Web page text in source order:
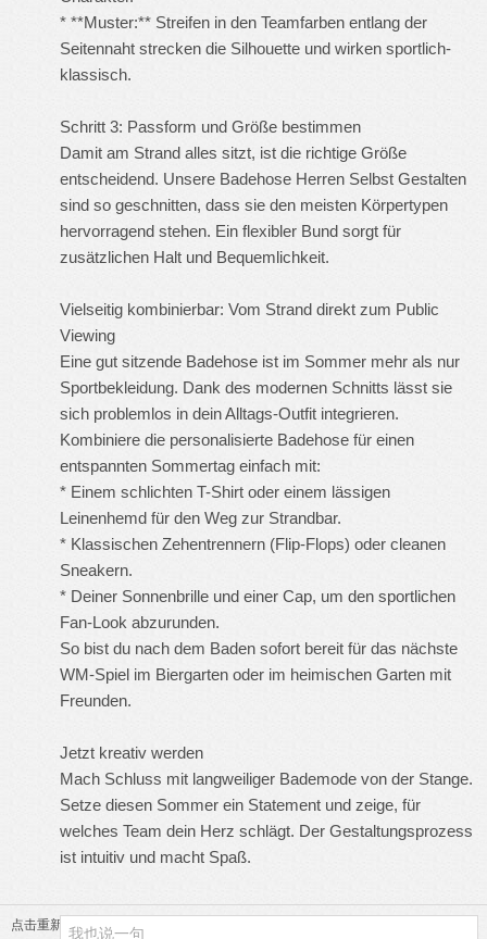
* **Muster:** Streifen in den Teamfarben entlang der
Seitennaht strecken die Silhouette und wirken sportlich-
klassisch.
Schritt 3: Passform und Größe bestimmen
Damit am Strand alles sitzt, ist die richtige Größe
entscheidend. Unsere Badehose Herren Selbst Gestalten
sind so geschnitten, dass sie den meisten Körpertypen
hervorragend stehen. Ein flexibler Bund sorgt für
zusätzlichen Halt und Bequemlichkeit.
Vielseitig kombinierbar: Vom Strand direkt zum Public
Viewing
Eine gut sitzende Badehose ist im Sommer mehr als nur
Sportbekleidung. Dank des modernen Schnitts lässt sie
sich problemlos in dein Alltags-Outfit integrieren.
Kombiniere die personalisierte Badehose für einen
entspannten Sommertag einfach mit:
* Einem schlichten T-Shirt oder einem lässigen
Leinenhemd für den Weg zur Strandbar.
* Klassischen Zehentrennern (Flip-Flops) oder cleanen
Sneakern.
* Deiner Sonnenbrille und einer Cap, um den sportlichen
Fan-Look abzurunden.
So bist du nach dem Baden sofort bereit für das nächste
WM-Spiel im Biergarten oder im heimischen Garten mit
Freunden.
Jetzt kreativ werden
Mach Schluss mit langweiliger Bademode von der Stange.
Setze diesen Sommer ein Statement und zeige, für
welches Team dein Herz schlägt. Der Gestaltungsprozess
ist intuitiv und macht Spaß.
点击重新加载